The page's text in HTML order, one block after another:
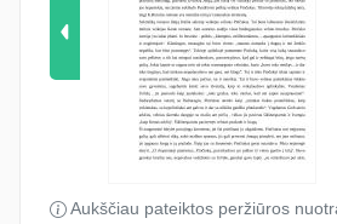
Aukščiau pateiktos peržiūros